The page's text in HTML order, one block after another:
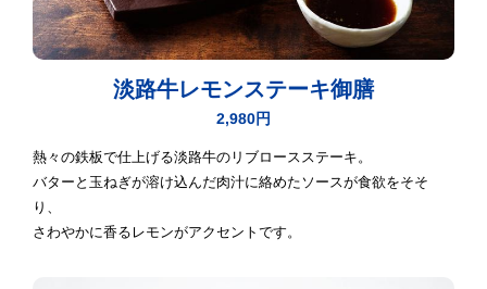
淡路牛レモンステーキ御膳
2,980円
熱々の鉄板で仕上げる淡路牛のリブロースステーキ。
バターと玉ねぎが溶け込んだ肉汁に絡めたソースが食欲をそそ
り、
さわやかに香るレモンがアクセントです。